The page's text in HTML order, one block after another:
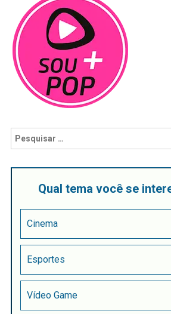
Qual tema você se
Cinema
Esportes
Vídeo Game